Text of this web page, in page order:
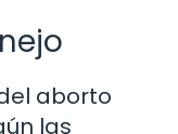
aborto
las